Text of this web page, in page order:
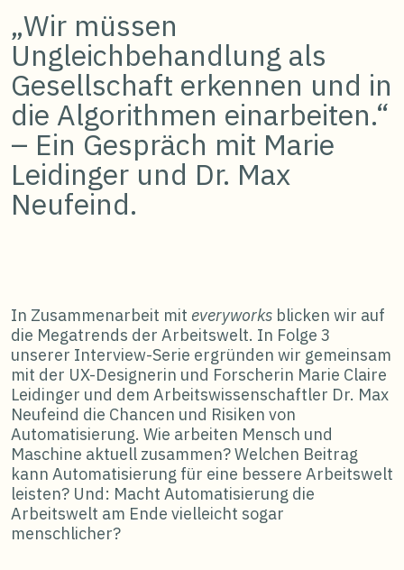
„Wir müssen
Ungleichbehandlung als
Gesellschaft erkennen und in
die Algorithmen einarbeiten.“
– Ein Gespräch mit Marie
Leidinger und Dr. Max
Neufeind.
In Zusammenarbeit mit everyworks blicken wir auf
die Megatrends der Arbeitswelt. In Folge 3
unserer Interview-Serie ergründen wir gemeinsam
mit der UX-Designerin und Forscherin Marie Claire
Leidinger und dem Arbeitswissenschaftler Dr. Max
Neufeind die Chancen und Risiken von
Automatisierung. Wie arbeiten Mensch und
Maschine aktuell zusammen? Welchen Beitrag
kann Automatisierung für eine bessere Arbeitswelt
leisten? Und: Macht Automatisierung die
Arbeitswelt am Ende vielleicht sogar
menschlicher?